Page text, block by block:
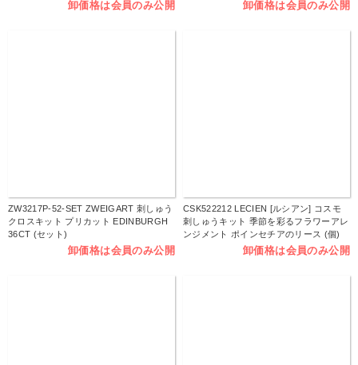
卸価格は会員のみ公開 卸価格は会員のみ公開
ZW3217P-52-SET ZWEIGART 刺しゅう
クロスキット プリカット EDINBURGH
36CT (セット)
卸価格は会員のみ公開
CSK522212 LECIEN [ルシアン] コスモ
刺しゅうキット 季節を彩るフラワーアレ
ンジメント ポインセチアのリース (個)
卸価格は会員のみ公開